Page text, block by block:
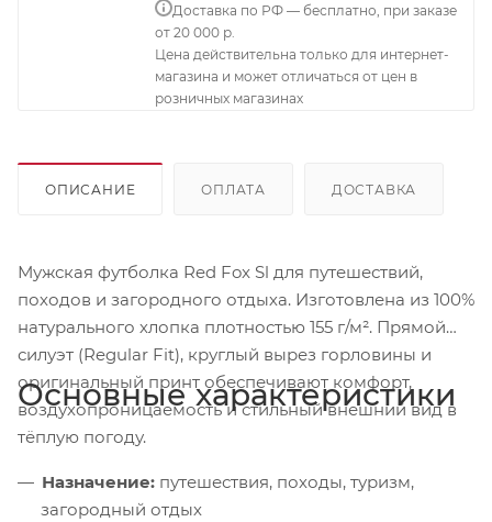
Доставка по РФ — бесплатно, при заказе
от 20 000 р.
Цена действительна только для интернет-
магазина и может отличаться от цен в
розничных магазинах
ОПИСАНИЕ ОПЛАТА ДОСТАВКА
Мужская футболка Red Fox Sl для путешествий,
походов и загородного отдыха. Изготовлена из 100%
натурального хлопка плотностью 155 г/м². Прямой
силуэт (Regular Fit), круглый вырез горловины и
оригинальный принт обеспечивают комфорт,
воздухопроницаемость и стильный внешний вид в
тёплую погоду.
Основные характеристики
Назначение: путешествия, походы, туризм,
загородный отдых